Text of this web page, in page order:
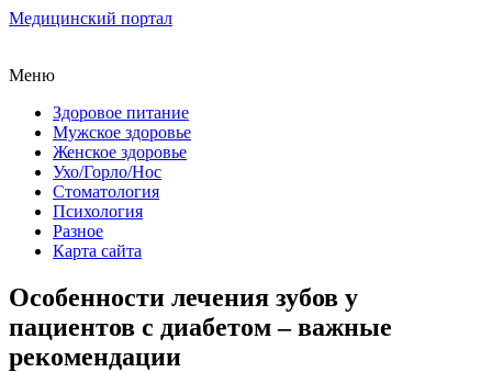
Медицинский портал
Меню
Здоровое питание
Мужское здоровье
Женское здоровье
Ухо/Горло/Нос
Стоматология
Психология
Разное
Карта сайта
Особенности лечения зубов у
пациентов с диабетом – важные
рекомендации